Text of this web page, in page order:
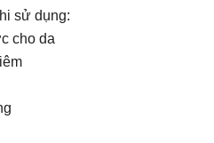
sử dụng:
cho da